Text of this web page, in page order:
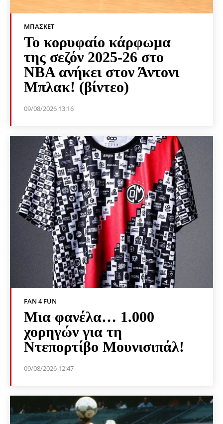
ΜΠΆΣΚΕΤ
Το κορυφαίο κάρφωμα
της σεζόν 2025-26 στο
NBA ανήκει στον Άντονι
Μπλακ! (βίντεο)
09/08/2026 13:16
FAN 4 FUN
Μια φανέλα… 1.000
χορηγών για τη
Ντεπορτίβο Μουνισιπάλ!
09/08/2026 12:47